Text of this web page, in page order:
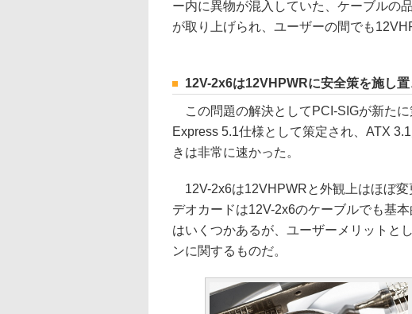
ー内に異物が混入していた、ケーブルの
が取り上げられ、ユーザーの間でも
12V-2x6は12VHPWRに安全策を施し
この問題の解決としてPCI-SIGが新たに
Express 5.1仕様として策定され、ATX
きは非常に速かった。
12V-2x6は12VHPWRと外観上はほぼ
デオカードは12V-2x6のケーブルでも基
はいくつかあるが、ユーザーメリットと
ンに関するものだ。